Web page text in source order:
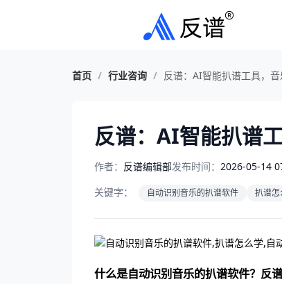
首页 / 行业咨询 / 反谱：AI智能扒谱工具，
反谱：AI智能扒谱
作者： 反谱编辑部发布时间： 2026-05-14
关键字：
自动识别音乐的扒谱软件 扒谱怎
什么是自动识别音乐的扒谱软件？反